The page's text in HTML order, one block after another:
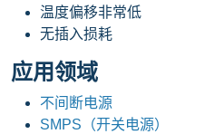
温度偏移非常低
无插入损耗
应用领域
不间断电源
SMPS（开关电源）